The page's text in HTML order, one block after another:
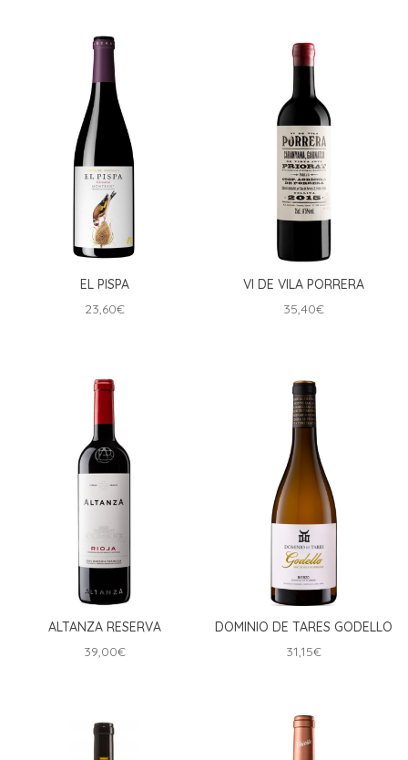
EL PISPA
23,60€
VI DE VILA PORRERA
35,40€
ALTANZA RESERVA
39,00€
DOMINIO DE TARES GODELLO
31,15€